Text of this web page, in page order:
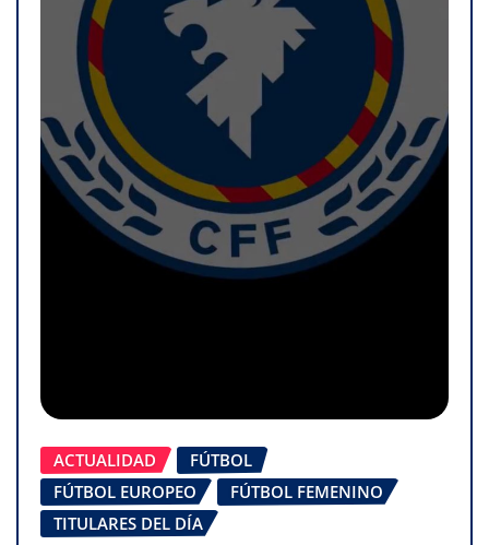
ACTUALIDAD
FÚTBOL
FÚTBOL EUROPEO
FÚTBOL FEMENINO
TITULARES DEL DÍA